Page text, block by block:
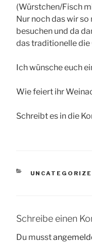
(Würstchen/Fisch
Nur noch das wir so
besuchen und da
das traditionelle die
Ich wünsche euch
Wie feiert ihr
Schreibt es in die
KATEGORIEN
Schreibe einen
Du musst